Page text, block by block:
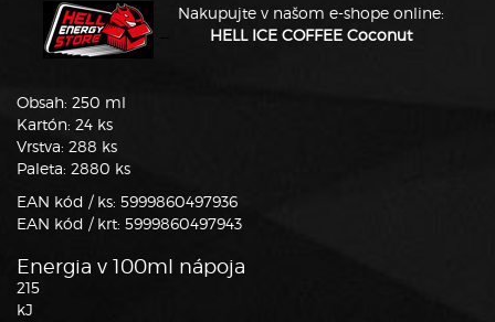
Nakupujte v našom e-shope online:
HELL ICE COFFEE Coconut
Obsah: 250 ml
Kartón: 24 ks
Vrstva: 288 ks
Paleta: 2880 ks
EAN kód / ks: 5999860497936
EAN kód / krt: 5999860497943
Energia v 100ml nápoja
215
kJ